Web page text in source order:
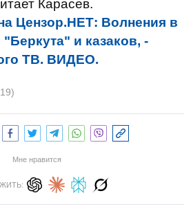
Карасев.
Цензор.НЕТ: Волнения в
и казаков, -
ТВ. ВИДЕО.
Мне нравится